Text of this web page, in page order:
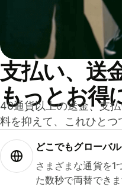
支払い、送
もっとお得
40通貨以上の送金、支
料を抑えて、これひとつ
どこでもグ⁠ロ⁠ー⁠バ⁠
さまざまな通貨を1
た数秒で両替できま